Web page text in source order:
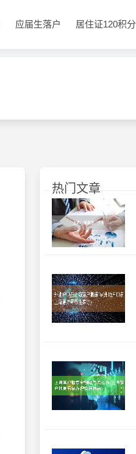
应届生落户 居住证120积分
热门文章